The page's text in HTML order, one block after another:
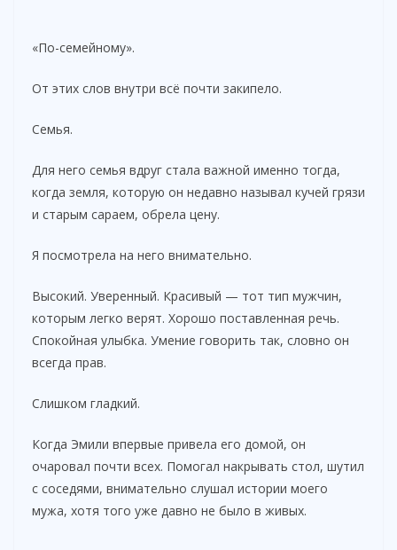
«По-семейному».
От этих слов внутри всё почти закипело.
Семья.
Для него семья вдруг стала важной именно тогда,
когда земля, которую он недавно называл кучей грязи
и старым сараем, обрела цену.
Я посмотрела на него внимательно.
Высокий. Уверенный. Красивый — тот тип мужчин,
которым легко верят. Хорошо поставленная речь.
Спокойная улыбка. Умение говорить так, словно он
всегда прав.
Слишком гладкий.
Когда Эмили впервые привела его домой, он
очаровал почти всех. Помогал накрывать стол, шутил
с соседями, внимательно слушал истории моего
мужа, хотя того уже давно не было в живых.